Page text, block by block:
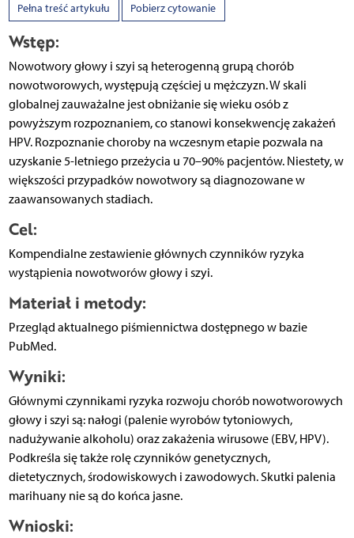
Pełna treść artykułu Pobierz cytowanie
Wstęp:
Nowotwory głowy i szyi są heterogenną grupą chorób
nowotworowych, występują częściej u mężczyzn. W skali
globalnej zauważalne jest obniżanie się wieku osób z
powyższym rozpoznaniem, co stanowi konsekwencję zakażeń
HPV. Rozpoznanie choroby na wczesnym etapie pozwala na
uzyskanie 5-letniego przeżycia u 70–90% pacjentów. Niestety, w
większości przypadków nowotwory są diagnozowane w
zaawansowanych stadiach.
Cel:
Kompendialne zestawienie głównych czynników ryzyka
wystąpienia nowotworów głowy i szyi.
Materiał i metody:
Przegląd aktualnego piśmiennictwa dostępnego w bazie
PubMed.
Wyniki:
Głównymi czynnikami ryzyka rozwoju chorób nowotworowych
głowy i szyi są: nałogi (palenie wyrobów tytoniowych,
nadużywanie alkoholu) oraz zakażenia wirusowe (EBV, HPV).
Podkreśla się także rolę czynników genetycznych,
dietetycznych, środowiskowych i zawodowych. Skutki palenia
marihuany nie są do końca jasne.
Wnioski: